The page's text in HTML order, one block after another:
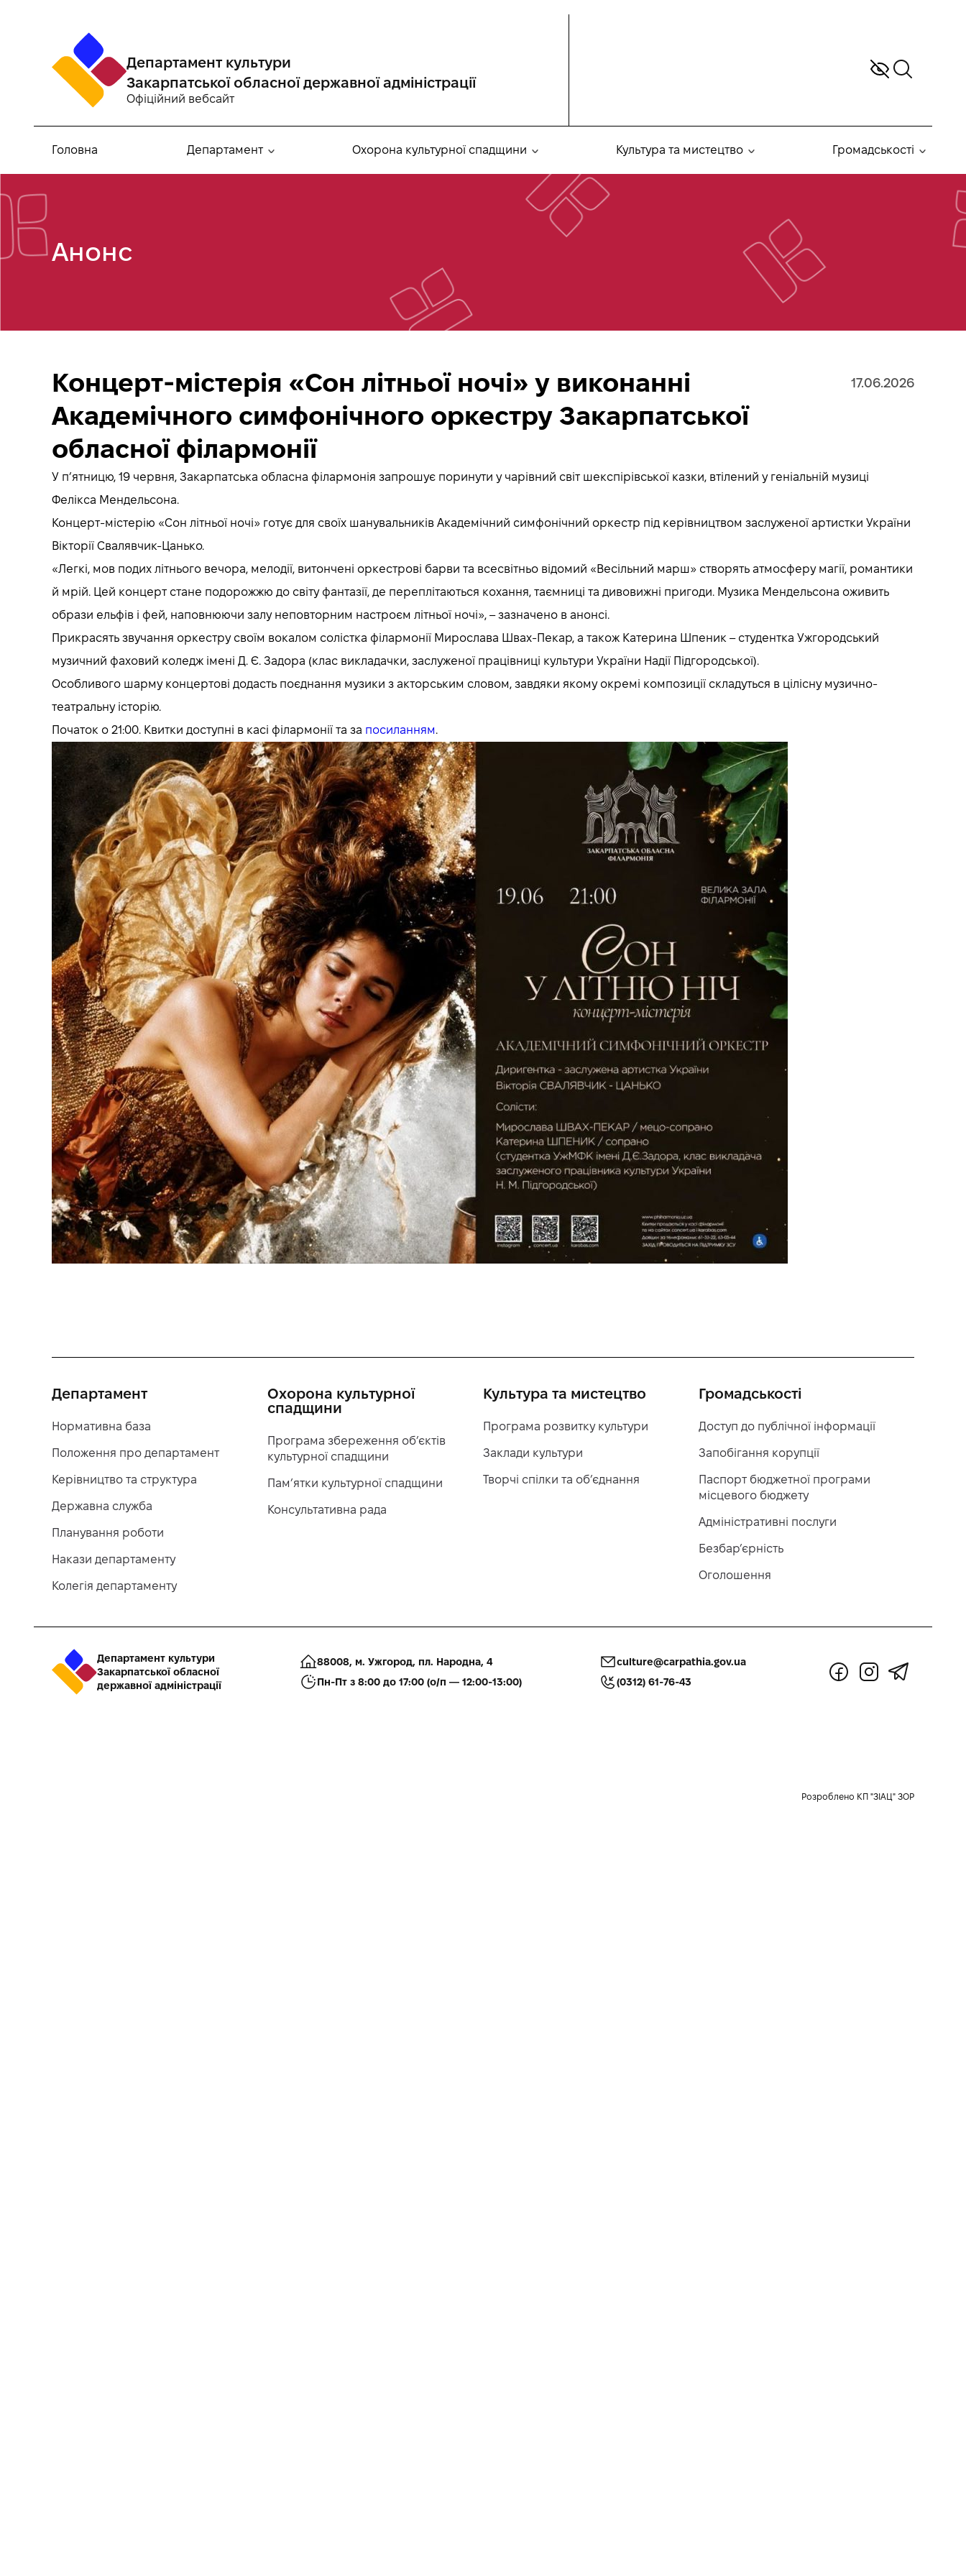
Департамент культури
Закарпатської обласної державної адміністрації
Офіційний вебсайт
Головна Департамент Охорона культурної спадщини Культура та мистецтво Громадськості
Анонс
Концерт-містерія «Сон літньої ночі» у виконанні
Академічного симфонічного оркестру Закарпатської
обласної філармонії
17.06.2026
У п’ятницю, 19 червня, Закарпатська обласна філармонія запрошує поринути у чарівний світ шекспірівської казки, втілений у геніальній музиці
Фелікса Мендельсона.
Концерт-містерію «Сон літньої ночі» готує для своїх шанувальників Академічний симфонічний оркестр під керівництвом заслуженої артистки України
Вікторії Свалявчик-Цанько.
«Легкі, мов подих літнього вечора, мелодії, витончені оркестрові барви та всесвітньо відомий «Весільний марш» створять атмосферу магії, романтики
й мрій. Цей концерт стане подорожжю до світу фантазії, де переплітаються кохання, таємниці та дивовижні пригоди. Музика Мендельсона оживить
образи ельфів і фей, наповнюючи залу неповторним настроєм літньої ночі», – зазначено в анонсі.
Прикрасять звучання оркестру своїм вокалом солістка філармонії Мирослава Швах-Пекар, а також Катерина Шпеник – студентка Ужгородський
музичний фаховий коледж імені Д. Є. Задора (клас викладачки, заслуженої працівниці культури України Надії Підгородської).
Особливого шарму концертові додасть поєднання музики з акторським словом, завдяки якому окремі композиції складуться в цілісну музично-
театральну історію.
Початок о 21:00. Квитки доступні в касі філармонії та за посиланням.
Департамент
Нормативна база
Положення про департамент
Керівництво та структура
Державна служба
Планування роботи
Накази департаменту
Колегія департаменту
Охорона культурної
спадщини
Програма збереження об’єктів
культурної спадщини
Пам’ятки культурної спадщини
Консультативна рада
Культура та мистецтво
Програма розвитку культури
Заклади культури
Творчі спілки та об’єднання
Громадськості
Доступ до публічної інформації
Запобігання корупції
Паспорт бюджетної програми
місцевого бюджету
Адміністративні послуги
Безбар’єрність
Оголошення
Департамент культури
Закарпатської обласної
державної адміністрації
88008, м. Ужгород, пл. Народна, 4
Пн-Пт з 8:00 до 17:00 (о/п — 12:00-13:00)
culture@carpathia.gov.ua
(0312) 61-76-43
Розроблено КП "ЗІАЦ" ЗОР